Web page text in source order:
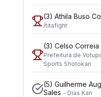
(3) Athila Buso
/titafight
(3) Celso
Prefeitura de
Sports Shotokan
(5) Guilherme
Sales - Dias Kan